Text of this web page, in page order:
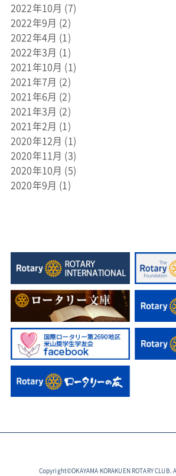
2022年10月 (7)
2022年9月 (2)
2022年4月 (1)
2022年3月 (1)
2021年10月 (1)
2021年7月 (2)
2021年6月 (2)
2021年3月 (2)
2021年2月 (1)
2020年12月 (1)
2020年11月 (3)
2020年10月 (5)
2020年9月 (1)
Copyright©OKAYAMA KORAKUEN ROTARY CLUB.